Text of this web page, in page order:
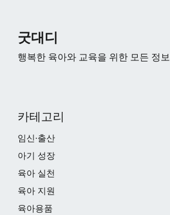
굿대디
행복한 육아와 교육을 위한 모든 정보
카테고리
임신·출산
아기 성장
육아 실천
육아 지원
육아용품